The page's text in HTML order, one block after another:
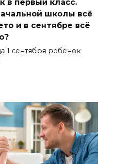
в первый класс.
школы всё
и в сентябре всё
1 сентября ребёнок